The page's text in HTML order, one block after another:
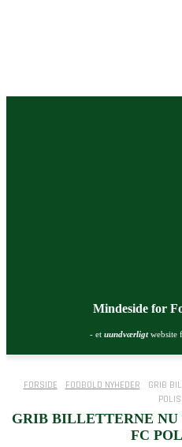
Mindeside for
- et uundværligtwebsite
FORSIDE FODBOLD NYHEDER
GRIB
GRIB BILLETTERNE
FC